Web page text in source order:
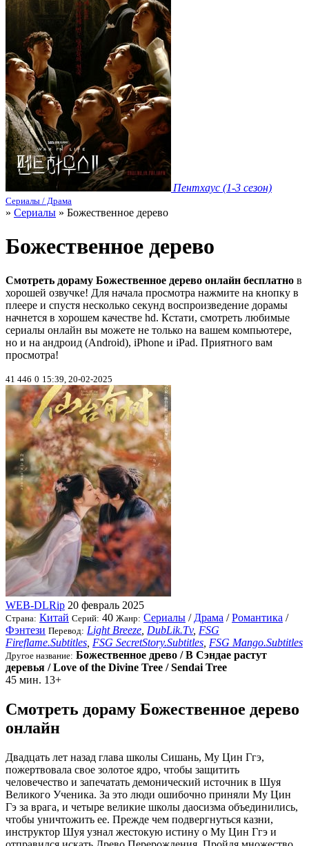
Пентхаус (1-3 сезон)
Сериалы / Драма
» Сериалы » Божественное дерево
Божественное дерево
Смотреть дораму Божественное дерево онлайн бесплатно в
хорошей озвучке! Для начала просмотра нажмите на кнопку в
плеере и спустя несколько секунд воспроизведение дорамы
начнется в хорошем качестве hd. Кстати, смотреть любимые
сериалы онлайн вы можете не только на вашем компьютере,
но и на андроид (Android), iPhone и iPad. Приятного вам
просмотра!
41 446 0 15:39, 20-02-2025
WEB-DLRip 20 февраль 2025
Страна: Китай Серий: 40 Жанр: Сериалы / Драма /Романтика /
Фэнтези Перевод: Light Breeze DubLik.Tv, FSG
Fireflame.Subtitles FSG SecretStory.Subtitles FSG Mango.Subtitles
Другое название: Божественное древо / В Сэндае растут
деревья / Love of the Divine Tree / Sendai Tree
45 мин. 13+
Смотреть дораму Божественное дерево
онлайн
Двадцать лет назад глава школы Сишань, Му Цин Ггэ,
пожертвовала свое золотое ядро, чтобы защитить
человечество и запечатать демонический источник в Шуя
Великого Ученика. За это люди ошибочно приняли Му Цин
Гэ за врага, и четыре великие школы даосизма объединились,
чтобы уничтожить ее. Прежде чем подвергнуться казни,
инструктор Шуя узнал жестокую истину о Му Цин Ггэ и